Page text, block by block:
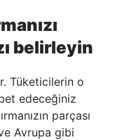
belirleyin
Tüketicilerin o
edeceğiniz
parçası
Avrupa gibi